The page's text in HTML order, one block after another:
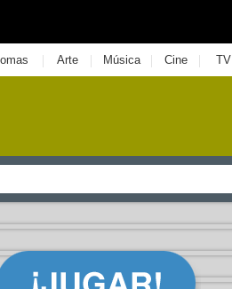
| Arte | Música | Cine | TV